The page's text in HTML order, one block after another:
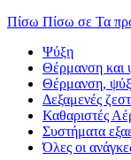
Πίσω Πίσω σε Τα
Ψύξη
Θέρμανση και
Θέρμανση,
Δεξαμενές
Καθαριστές
Συστήματα
Όλες οι